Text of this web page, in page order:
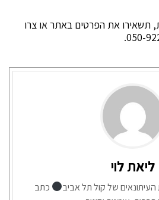
תשאירו את הפרטים באתר או צרו
ליאת לוי
של קול תל אביב
כתב